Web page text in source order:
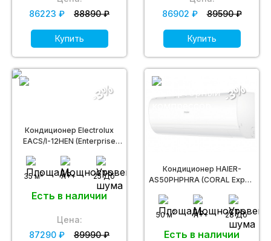
86223 ₽
88890 ₽
Купить
86902 ₽
89590 ₽
Купить
Кондиционер Electrolux
EACS/I-12HEN (Enterprise
35 м2 A++ 25 Дб
Есть в наличии
-3%
Цена:
87290 ₽
89990 ₽
Кондиционер HAIER-
AS50PHPHRA (CORAL Expert
50 м2 A++ 28 Дб
Есть в наличии
-3%